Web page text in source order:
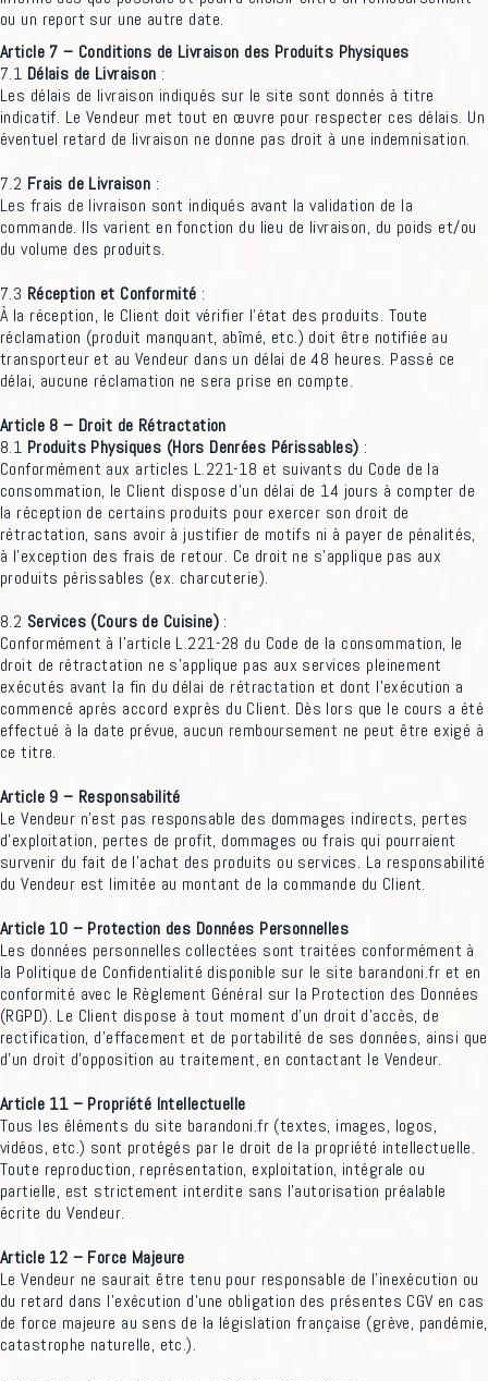
ou un report sur une autre date.
Article 7 – Conditions de Livraison des Produits Physiques
7.1 Délais de Livraison :
Les délais de livraison indiqués sur le site sont donnés à titre
indicatif. Le Vendeur met tout en œuvre pour respecter ces délais. Un
éventuel retard de livraison ne donne pas droit à une indemnisation.
7.2 Frais de Livraison :
Les frais de livraison sont indiqués avant la validation de la
commande. Ils varient en fonction du lieu de livraison, du poids et/ou
du volume des produits.
7.3 Réception et Conformité :
À la réception, le Client doit vérifier l’état des produits. Toute
réclamation (produit manquant, abîmé, etc.) doit être notifiée au
transporteur et au Vendeur dans un délai de 48 heures. Passé ce
délai, aucune réclamation ne sera prise en compte.
Article 8 – Droit de Rétractation
8.1 Produits Physiques (Hors Denrées Périssables) :
Conformément aux articles L.221-18 et suivants du Code de la
consommation, le Client dispose d’un délai de 14 jours à compter de
la réception de certains produits pour exercer son droit de
rétractation, sans avoir à justifier de motifs ni à payer de pénalités,
à l’exception des frais de retour. Ce droit ne s’applique pas aux
produits périssables (ex. charcuterie).
8.2 Services (Cours de Cuisine) :
Conformément à l’article L.221-28 du Code de la consommation, le
droit de rétractation ne s’applique pas aux services pleinement
exécutés avant la fin du délai de rétractation et dont l’exécution a
commencé après accord exprès du Client. Dès lors que le cours a été
effectué à la date prévue, aucun remboursement ne peut être exigé à
ce titre.
Article 9 – Responsabilité
Le Vendeur n’est pas responsable des dommages indirects, pertes
d’exploitation, pertes de profit, dommages ou frais qui pourraient
survenir du fait de l’achat des produits ou services. La responsabilité
du Vendeur est limitée au montant de la commande du Client.
Article 10 – Protection des Données Personnelles
Les données personnelles collectées sont traitées conformément à
la Politique de Confidentialité disponible sur le site barandoni.fr et en
conformité avec le Règlement Général sur la Protection des Données
(RGPD). Le Client dispose à tout moment d’un droit d’accès, de
rectification, d’effacement et de portabilité de ses données, ainsi que
d’un droit d’opposition au traitement, en contactant le Vendeur.
Article 11 – Propriété Intellectuelle
Tous les éléments du site barandoni.fr (textes, images, logos,
vidéos, etc.) sont protégés par le droit de la propriété intellectuelle.
Toute reproduction, représentation, exploitation, intégrale ou
partielle, est strictement interdite sans l’autorisation préalable
écrite du Vendeur.
Article 12 – Force Majeure
Le Vendeur ne saurait être tenu pour responsable de l’inexécution ou
du retard dans l’exécution d’une obligation des présentes CGV en cas
de force majeure au sens de la législation française (grève, pandémie,
catastrophe naturelle, etc.).